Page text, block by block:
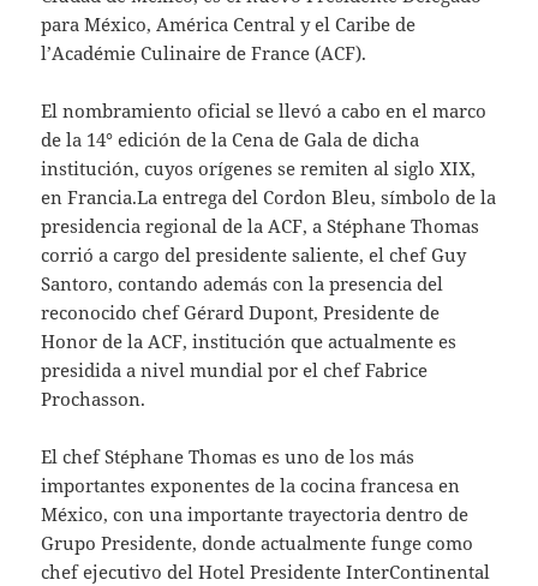
para México, América Central y el Caribe de
l’Académie Culinaire de France (ACF).
El nombramiento oficial se llevó a cabo en el marco
de la 14° edición de la Cena de Gala de dicha
institución, cuyos orígenes se remiten al siglo XIX,
en Francia.La entrega del Cordon Bleu, símbolo de la
presidencia regional de la ACF, a Stéphane Thomas
corrió a cargo del presidente saliente, el chef Guy
Santoro, contando además con la presencia del
reconocido chef Gérard Dupont, Presidente de
Honor de la ACF, institución que actualmente es
presidida a nivel mundial por el chef Fabrice
Prochasson.
El chef Stéphane Thomas es uno de los más
importantes exponentes de la cocina francesa en
México, con una importante trayectoria dentro de
Grupo Presidente, donde actualmente funge como
chef ejecutivo del Hotel Presidente InterContinental